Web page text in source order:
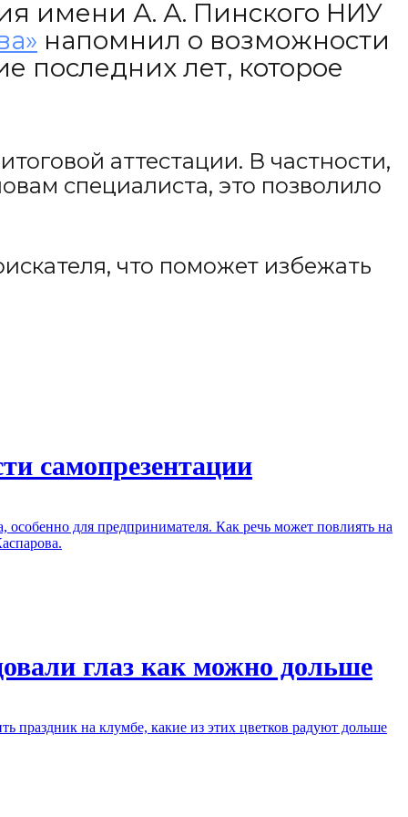
имени А. А. Пинского НИУ
напомнил о возможности
последних лет, которое
аттестации. В частности,
специалиста, это позволило
что поможет избежать
самопрезентации
особенно для предпринимателя. Как речь может повлиять на
глаз как можно дольше
праздник на клумбе, какие из этих цветков радуют дольше